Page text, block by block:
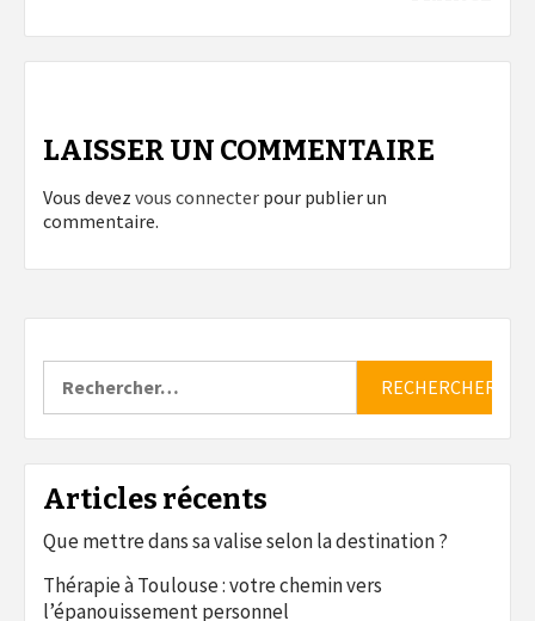
LAISSER UN COMMENTAIRE
Vous devez vous connecter pour publier un
commentaire.
Articles récents
Que mettre dans sa valise selon la destination ?
Thérapie à Toulouse : votre chemin vers
l’épanouissement personnel